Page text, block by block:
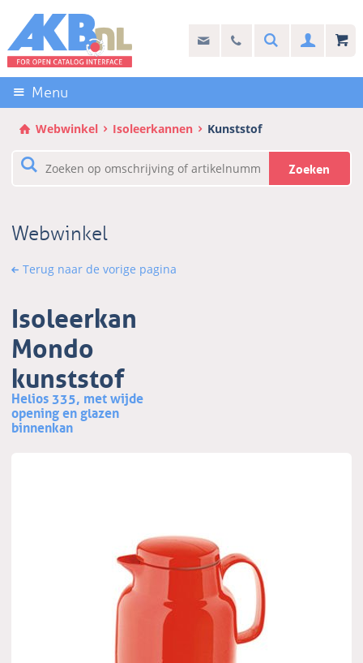
links
over
Direct
naar
de
inhoud
naar
info@akb.nl
Stel uw vraag
030 69 50 814Search
Menu
Webwinkel Isoleerkannen Kunststof
Zoeken
Webwinkel
Terug naar de vorige pagina
Isoleerkan
Mondo
kunststof
Helios 335, met wijde
opening en glazen
binnenkan